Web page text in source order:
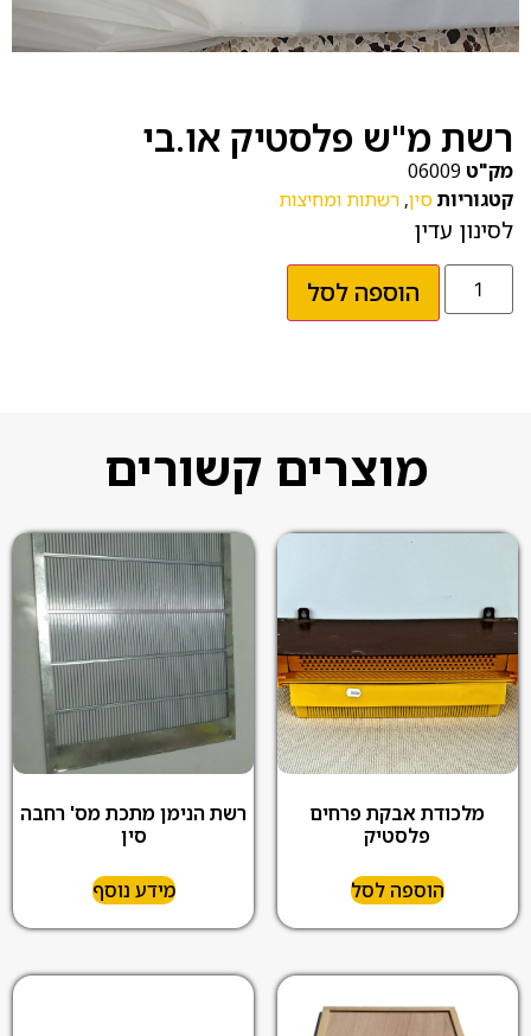
רשת מ"ש פלסטיק או.בי
מק"ט 06009
קטגוריותסין, רשתות ומחיצות
לסינון עדין
הוספה לסל
מוצרים קשורים
מלכודת אבקת פרחים
פלסטיק
הוספה לסל
רשת הנימן מתכת מס' רחבה
סין
מידע נוסף